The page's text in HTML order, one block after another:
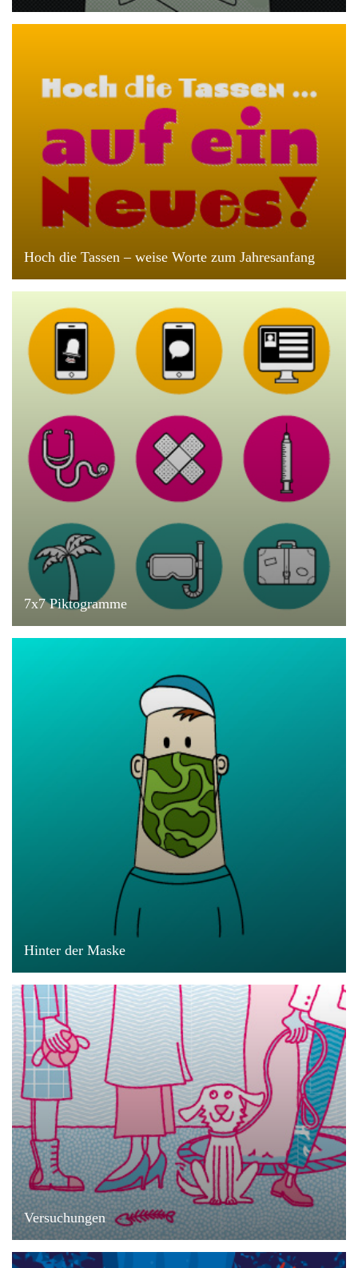
Hoch die Tassen – weise Worte zum Jahresanfang
7x7 Piktogramme
Hinter der Maske
Versuchungen